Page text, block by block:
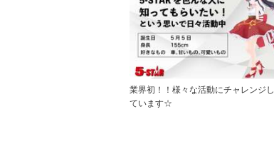
業界初！！様々な活動にチャレンジし
ています☆